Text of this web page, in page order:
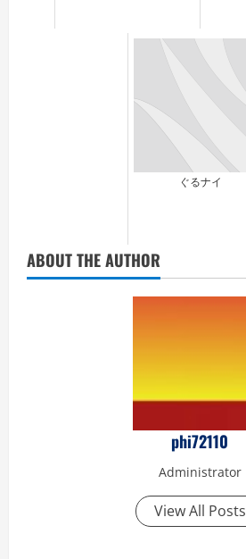
ぐるナイ
ABOUT THE AUTHOR
phi72110
Administrator
View All Posts